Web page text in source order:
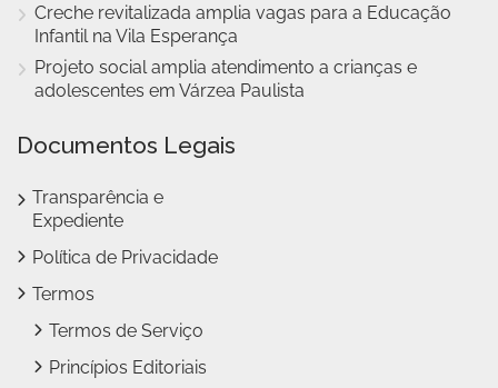
Creche revitalizada amplia vagas para a Educação
Infantil na Vila Esperança
Projeto social amplia atendimento a crianças e
adolescentes em Várzea Paulista
Documentos Legais
Transparência e
Expediente
Política de Privacidade
Termos
Termos de Serviço
Princípios Editoriais